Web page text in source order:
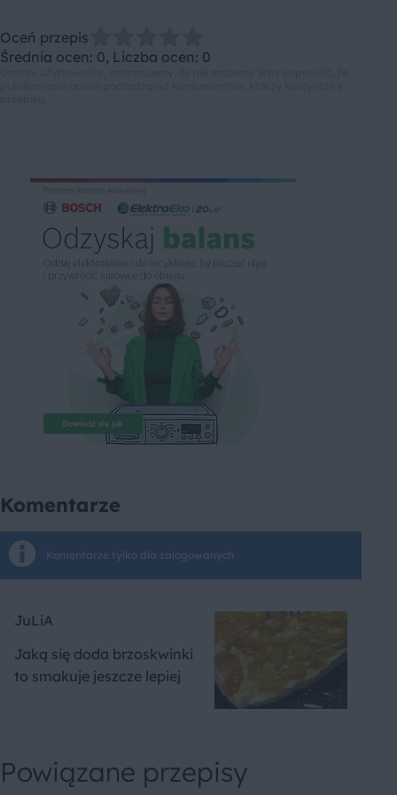
Oceń przepis
Średnia ocen: 0, Liczba ocen: 0
Komentarze
Komentarze tylko dla zalogowanych
JuLiA
Jaką się doda brzoskwinki
to smakuje jeszcze lepiej
Powiązane przepisy